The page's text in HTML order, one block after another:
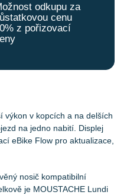
odkupu za
cenu
z pořizovací
výkon v kopcích a na delších
na jedno nabití. Displej
eBike Flow pro aktualizace,
nosič kompatibilní
je MOUSTACHE Lundi